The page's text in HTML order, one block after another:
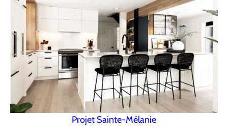
Projet Sainte-Mélanie